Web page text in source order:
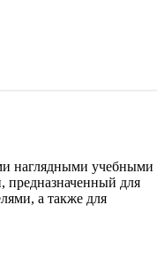
наглядными учебными
предназначенный для
а также для